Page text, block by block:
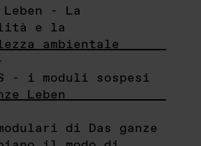
Leben - La
e la
ambientale
- i moduli sospesi
Leben
di Das ganze